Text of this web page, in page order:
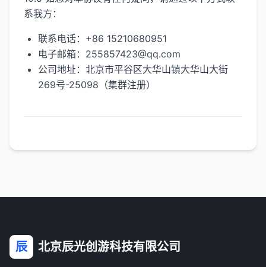
系我方：
联系电话： +86 15210680951
电子邮箱： 255857423@qq.com
公司地址： 北京市平谷区大华山镇大华山大街
269号-25098（集群注册）
辰 北京辰光创游科技有限公司